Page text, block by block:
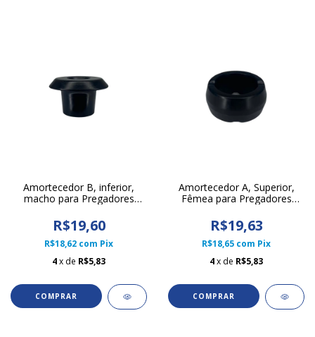
Amortecedor B, inferior,
macho para Pregadores
R$19,60
R$18,62 com Pix
4x de R$5,83
Amortecedor A, Superior,
Fêmea para Pregadores
R$19,63
R$18,65 com Pix
4x de R$5,83